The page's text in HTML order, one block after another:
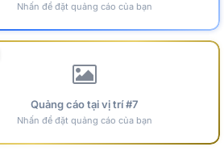
Nhấn để đặt quảng cáo của bạn
Quảng cáo tại vị trí #7
Nhấn để đặt quảng cáo của bạn